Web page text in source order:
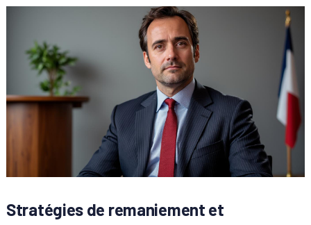
Stratégies de remaniement et